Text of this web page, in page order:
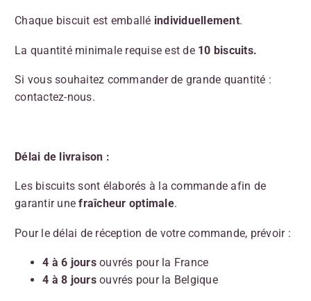
Chaque biscuit est emballé individuellement.
La quantité minimale requise est de 10 biscuits.
Si vous souhaitez commander de grande quantité :
contactez-nous.
Délai de livraison :
Les biscuits sont élaborés à la commande afin de
garantir unefraîcheur optimale.
Pour le délai de réception de votre commande, prévoir :
4 à 6 jours ouvrés pour la France
4 à 8 jours ouvrés pour la Belgique